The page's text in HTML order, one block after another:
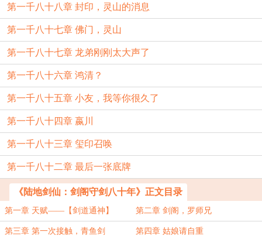
第一千八十八章 封印，灵山的消息
第一千八十七章 佛门，灵山
第一千八十七章 龙弟刚刚太大声了
第一千八十六章 鸿清？
第一千八十五章 小友，我等你很久了
第一千八十四章 嬴川
第一千八十三章 玺印召唤
第一千八十二章 最后一张底牌
《陆地剑仙：剑阁守剑八十年》正文目录
第一章 天赋——【剑道通神】 第二章 剑阁，罗师兄
第三章 第一次接触，青鱼剑 第四章 姑娘请自重